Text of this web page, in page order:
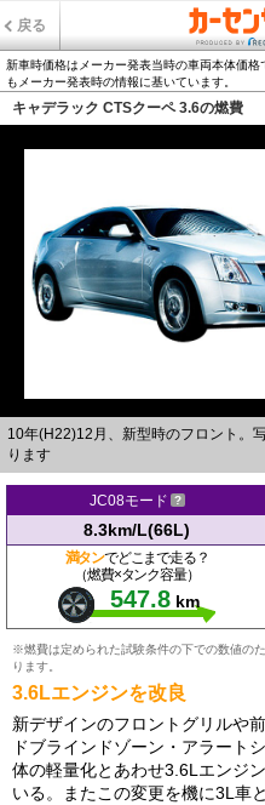
戻る
新車時価格はメーカー発表当時の車両本体価
もメーカー発表時の情報に基いています。
キャデラック CTSクーペ 3.6の燃費
10年(H22)12月、新型時のフロント。
ります
JC08モード
8.3km/L(66L)
満タンでどこまで走る？
（燃費×タンク容量）
547.8 km
※燃費は定められた試験条件の下での数値の
ります。
3.6Lエンジンを改良
新デザインのフロントグリルや
ドブラインドゾーン・アラート
体の軽量化とあわせ3.6Lエンジ
いる。またこの変更を機に3L車